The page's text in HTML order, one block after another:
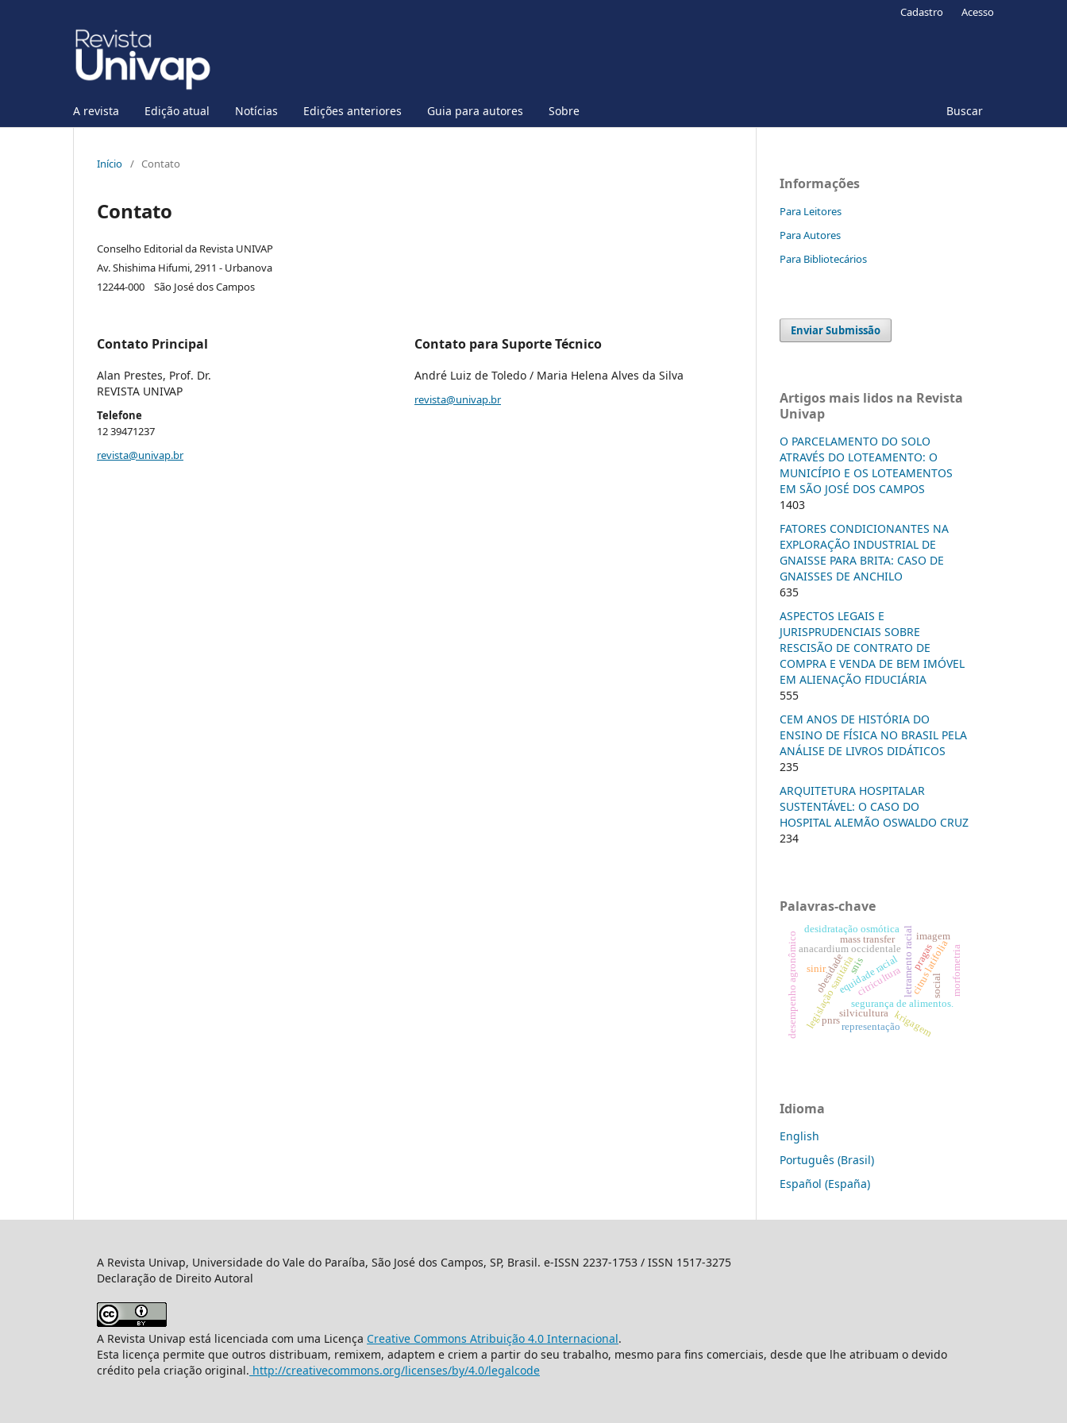
A revista Edição atual Notícias Edições anteriores Guia para autores Sobre Buscar
Cadastro Acesso
Início / Contato
Contato
Conselho Editorial da Revista UNIVAP
Av. Shishima Hifumi, 2911 - Urbanova
12244-000 São José dos Campos
Contato Principal
Alan Prestes, Prof. Dr.
REVISTA UNIVAP
Telefone
12 39471237
revista@univap.br
Contato para Suporte Técnico
André Luiz de Toledo / Maria Helena Alves da Silva
revista@univap.br
Informações
Para Leitores
Para Autores
Para Bibliotecários
Enviar Submissão
Artigos mais lidos na Revista
Univap
O PARCELAMENTO DO SOLO
ATRAVÉS DO LOTEAMENTO: O
MUNICÍPIO E OS LOTEAMENTOS
EM SÃO JOSÉ DOS CAMPOS
1403
FATORES CONDICIONANTES NA
EXPLORAÇÃO INDUSTRIAL DE
GNAISSE PARA BRITA: CASO DE
GNAISSES DE ANCHILO
635
ASPECTOS LEGAIS E
JURISPRUDENCIAIS SOBRE
RESCISÃO DE CONTRATO DE
COMPRA E VENDA DE BEM IMÓVEL
EM ALIENAÇÃO FIDUCIÁRIA
555
CEM ANOS DE HISTÓRIA DO
ENSINO DE FÍSICA NO BRASIL PELA
ANÁLISE DE LIVROS DIDÁTICOS
235
ARQUITETURA HOSPITALAR
SUSTENTÁVEL: O CASO DO
HOSPITAL ALEMÃO OSWALDO CRUZ
234
Palavras-chave
equidade racialletramento racial
segurança de alimentos.
legislação sanitária citrus latifolia
citricultura
anacardium occidentale
desempenho agronômico pragas morfometria
silvicultura
obesidade
krigagem
mass transfer
desidratação osmótica
pnrs
snis
sinir
imagem
representação
social
Idioma
English
Português (Brasil)
Español (España)
A Revista Univap, Universidade do Vale do Paraíba, São José dos Campos, SP, Brasil. e-ISSN 2237-1753 / ISSN 1517-3275
Declaração de Direito Autoral
A Revista Univap está licenciada com uma Licença Creative Commons Atribuição 4.0 Internacional.
Esta licença permite que outros distribuam, remixem, adaptem e criem a partir do seu trabalho, mesmo para fins comerciais, desde que lhe atribuam o devido
crédito pela criação original. http://creativecommons.org/licenses/by/4.0/legalcode